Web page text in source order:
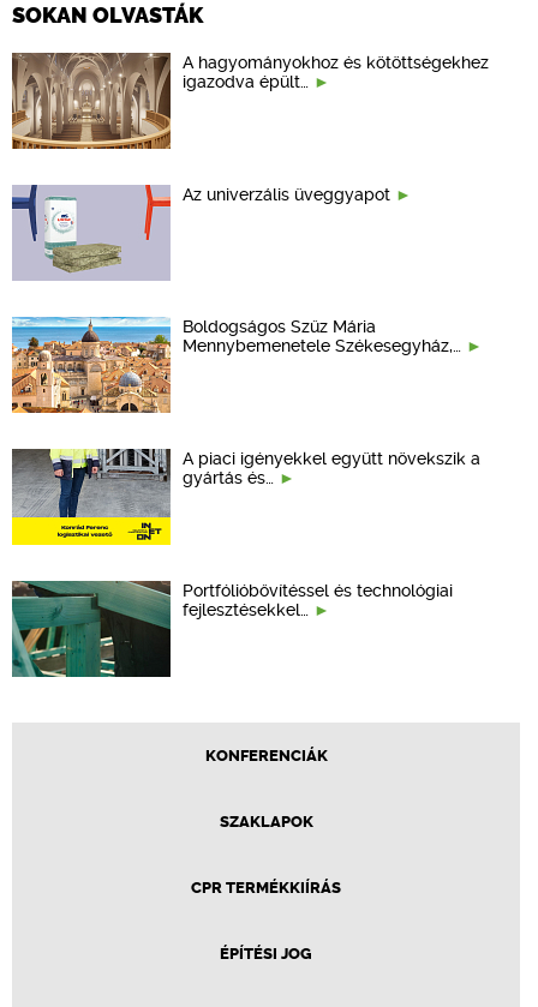
SOKAN OLVASTÁK
A hagyományokhoz és kötöttségekhez
igazodva épült…
Az univerzális üveggyapot
Boldogságos Szűz Mária
Mennybemenetele Székesegyház,…
A piaci igényekkel együtt növekszik a
gyártás és…
Portfólióbővítéssel és technológiai
fejlesztésekkel…
KONFERENCIÁK
SZAKLAPOK
CPR TERMÉKKIÍRÁS
ÉPÍTÉSI JOG